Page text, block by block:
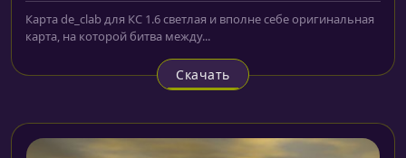
Карта de_clab для КС 1.6 светлая и вполне себе оригинальная
карта, на которой битва между...
Скачать